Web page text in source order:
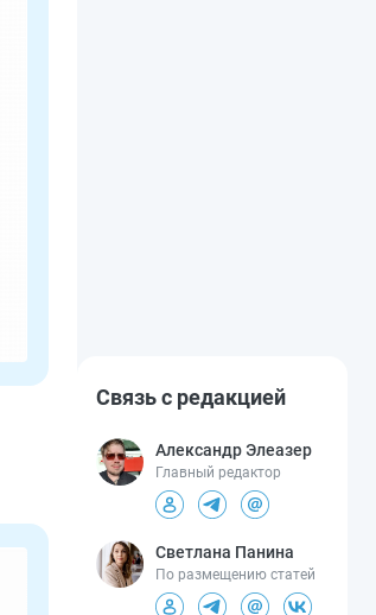
Связь с редакцией
Александр Элеазер
Главный редактор
Светлана Панина
По размещению статей